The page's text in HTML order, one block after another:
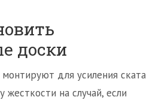
доски
для усиления ската
жесткости на случай, если